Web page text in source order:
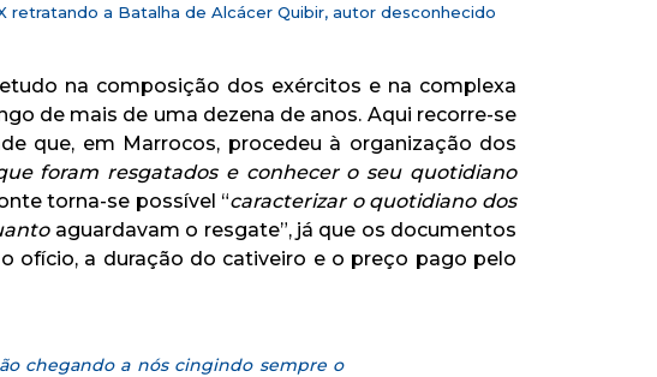
retratando a Batalha de Alcácer Quibir, autor desconhecido
na composição dos exércitos e na complexa
de mais de uma dezena de anos. Aqui recorre-se
que, em Marrocos, procedeu à organização dos
foram resgatados e conhecer o seu quotidiano
torna-se possível “caracterizar o quotidiano dos
aguardavam o resgate”, já que os documentos
ofício, a duração do cativeiro e o preço pago pelo
chegando a nós cingindo sempre o